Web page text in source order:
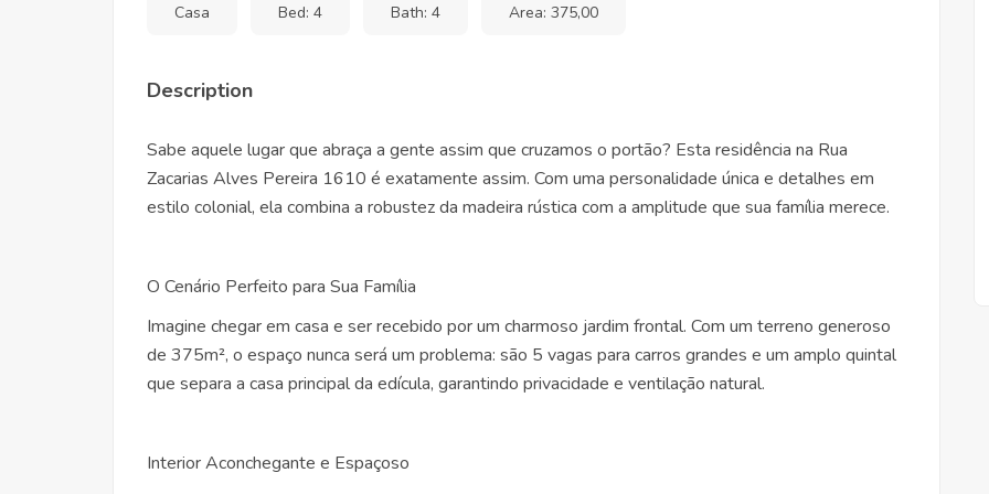
Casa Bed: 4 Bath: 4 Area: 375,00
Description
Sabe aquele lugar que abraça a gente assim que cruzamos o portão? Esta residência na Rua
Zacarias Alves Pereira 1610 é exatamente assim. Com uma personalidade única e detalhes em
estilo colonial, ela combina a robustez da madeira rústica com a amplitude que sua família merece.
O Cenário Perfeito para Sua Família
Imagine chegar em casa e ser recebido por um charmoso jardim frontal. Com um terreno generoso
de 375m², o espaço nunca será um problema: são 5 vagas para carros grandes e um amplo quintal
que separa a casa principal da edícula, garantindo privacidade e ventilação natural.
Interior Aconchegante e Espaçoso